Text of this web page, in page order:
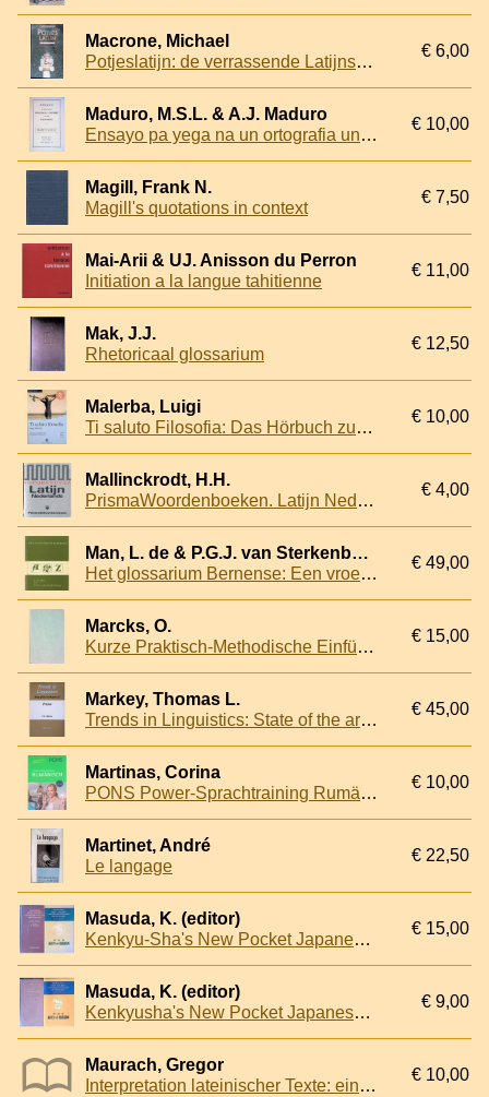
Macrone, Michael
Potjeslatijn: de verrassende Latijnse en Griekse oorsprong van veel gebruikte uitdrukkingen in het hedendaags Nederlands
€ 6,00
Maduro, M.S.L. & A.J. Maduro
Ensayo pa yega na un ortografia uniforme pa nos Papiamentu
€ 10,00
Magill, Frank N.
Magill's quotations in context
€ 7,50
Mai-Arii & UJ. Anisson du Perron
Initiation a la langue tahitienne
€ 11,00
Mak, J.J.
Rhetoricaal glossarium
€ 12,50
Malerba, Luigi
Ti saluto Filosofia: Das Hörbuch zum Sprachen lernen: Sechs ausgewählte Kurzgeschichten. Niveau A2
€ 10,00
Mallinckrodt, H.H.
PrismaWoordenboeken. Latijn Nederlands
€ 4,00
Man, L. de & P.G.J. van Sterkenburg
Het glossarium Bernense: Een vroegmiddelnederlandse tweetalige Latijns-Limburgs woordenlijst
€ 49,00
Marcks, O.
Kurze Praktisch-Methodische Einführung in die Bataksprache
€ 15,00
Markey, Thomas L.
Trends in Linguistics: State of the art reports 13: Frisian
€ 45,00
Martinas, Corina
PONS Power-Sprachtraining Rumänisch: Wortschatz, Grammatik und Kommunikation gezielt trainieren + CD
€ 10,00
Martinet, André
Le langage
€ 22,50
Masuda, K. (editor)
Kenkyu-Sha's New Pocket Japanese-English Dictionary
€ 15,00
Masuda, K. (editor)
Kenkyusha's New Pocket Japanese-English Dictionary - Revised Edition
€ 9,00
Maurach, Gregor
Interpretation lateinischer Texte: ein Lehrbuch zum Selbstunterricht
€ 10,00